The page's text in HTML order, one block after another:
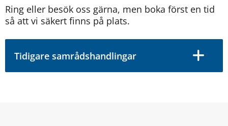
Ring eller besök oss gärna, men boka först en tid
så att vi säkert finns på plats.
Tidigare samrådshandlingar